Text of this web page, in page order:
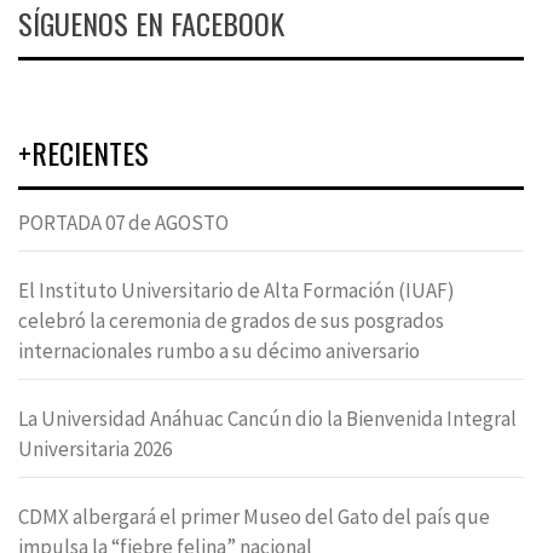
SÍGUENOS EN FACEBOOK
+RECIENTES
PORTADA 07 de AGOSTO
El Instituto Universitario de Alta Formación (IUAF)
celebró la ceremonia de grados de sus posgrados
internacionales rumbo a su décimo aniversario
La Universidad Anáhuac Cancún dio la Bienvenida Integral
Universitaria 2026
CDMX albergará el primer Museo del Gato del país que
impulsa la “fiebre felina” nacional